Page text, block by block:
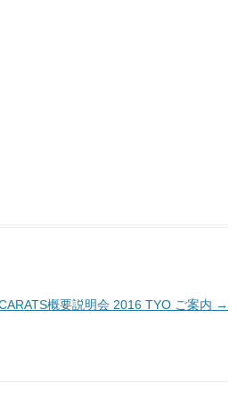
概要説明会 2016 TYO ご案内 →